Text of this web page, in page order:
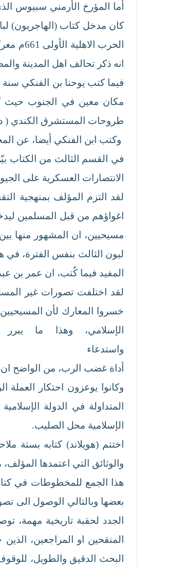
أما المؤرخ الأرمني سبيوس
الحرب
انه ذكر تحالف اهل المدينة
مكان معين في الجنوب حيث
طروحات المستشرق الكندي ( دان جيبسون، 1956 ــ ) الذي ينظر الى ان
وكتب ابن الفنكي أيضا، عن
في القسم الثالث من الكتاب
الانتصارات العسكرية على
لقد التزم المؤلف بمنهجية
اغواؤهم من قبل المسلمين
ليون الثالث بنفس الفترة،
المفيد فيما كُتب، ان عمر بن
لقد اختلفت تصورات غير
خسروا المعارك لأن
الإسلامي، وهذا ما
واستدعاء
أداة غضب الرب، من الواضح
وكانوا يوعزون احتكار
الإسلامية محل الصليب.
اختتم (هويلاند) كتابه بستة
والوثائق التي اعتمدها
هذا الجمع للمخطوطات في
بعضها وبالتالي الوصول الى
الجدد لحقبة تاريخية مهمة،
المنقحين او المراجعين،
البحث الدقيق والطويل،